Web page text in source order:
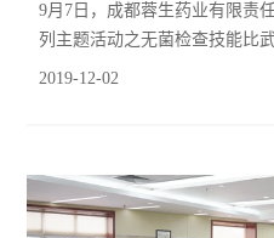
9月7日，成都蓉生药业有限责
列主题活动之无菌检查技能比武
2019-12-02